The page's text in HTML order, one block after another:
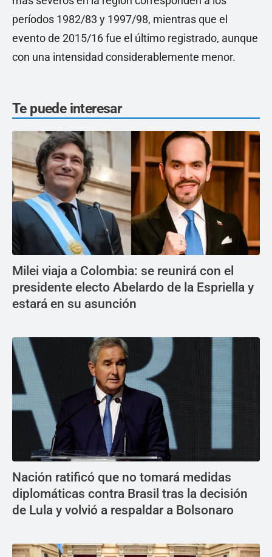
períodos 1982/83 y 1997/98, mientras que el
evento de 2015/16 fue el último registrado, aunque
con una intensidad considerablemente menor.
Te puede interesar
Milei viaja a Colombia: se reunirá con el
presidente electo Abelardo de la Espriella y
estará en su asunción
Nación ratificó que no tomará medidas
diplomáticas contra Brasil tras la decisión
de Lula y volvió a respaldar a Bolsonaro